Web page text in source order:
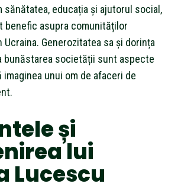
sănătatea, educația și ajutorul social,
benefic asupra comunităților
Ucraina. Generozitatea sa și dorința
bunăstarea societății sunt aspecte
unui om de afaceri de
și
lui
Lucescu